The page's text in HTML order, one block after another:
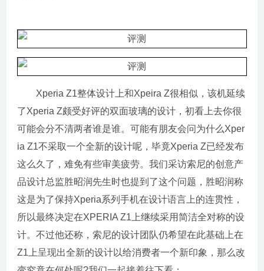
Xperia Z1整体设计上和Xpeira Z很相似，该机延续
了Xperia Z颇受好评的双面玻璃的设计，初看上去你很
可能会分不清两者谁是谁。可能有朋友会问为什么Xper
ia Z1不采取一个全新的设计呢，毕竟Xperia Z已经发布
这么久了，难免有些审美疲劳。我们采访索尼的创意产
品设计总监胜昭润先生时也提到了这个问题，胜昭润称
这是为了保持Xperia系列手机在设计语言上的连贯性，
所以最终决定在XPERIA Z1上继续采用简洁全对称的设
计。不过他还称，索尼的设计团队仍希望在此基础上在
Z1上呈现出全新的设计以给消费者一个新印象，那么改